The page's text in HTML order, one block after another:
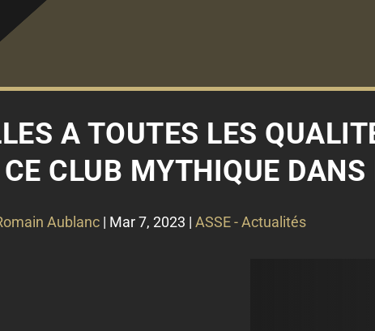
A TOUTES LES
CLUB MYTHIQUE DANS
Aublanc| Mar 7, 2023 | ASSE - Actualités